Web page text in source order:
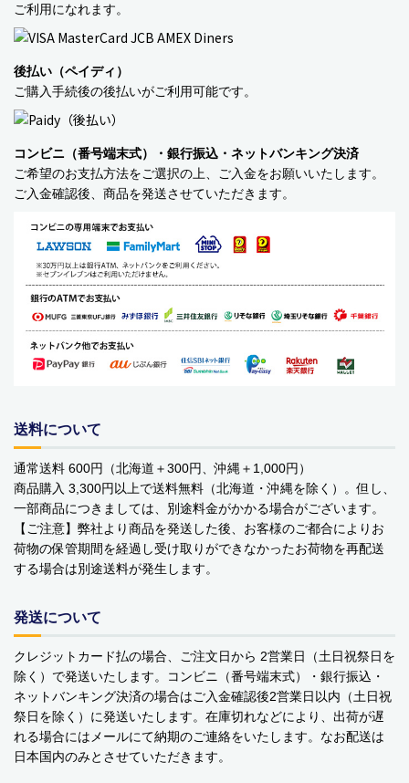
ご利用になれます。
後払い（ペイディ）
ご購入手続後の後払いがご利用可能です。
コンビニ（番号端末式）・銀行振込・ネットバンキング決済
ご希望のお支払方法をご選択の上、ご入金をお願いいたします。
ご入金確認後、商品を発送させていただきます。
送料について
通常送料 600円（北海道＋300円、沖縄＋1,000円）
商品購入 3,300円以上で送料無料（北海道・沖縄を除く）。但し、
一部商品につきましては、別途料金がかかる場合がございます。
【ご注意】弊社より商品を発送した後、お客様のご都合によりお
荷物の保管期間を経過し受け取りができなかったお荷物を再配送
する場合は別途送料が発生します。
発送について
クレジットカード払の場合、ご注文日から 2営業日（土日祝祭日を
除く）で発送いたします。コンビニ（番号端末式）・銀行振込・
ネットバンキング決済の場合はご入金確認後2営業日以内（土日祝
祭日を除く）に発送いたします。在庫切れなどにより、出荷が遅
れる場合にはメールにて納期のご連絡をいたします。なお配送は
日本国内のみとさせていただきます。